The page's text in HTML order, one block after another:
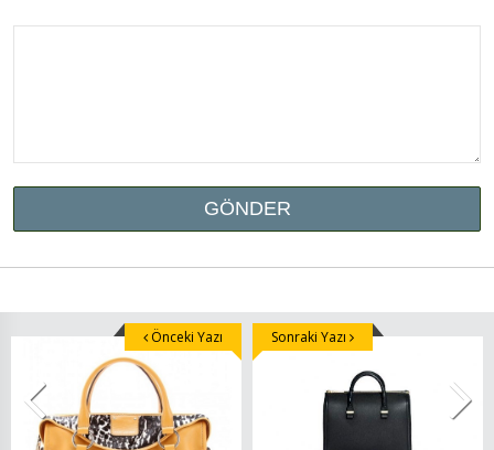
Önceki Yazı Sonraki Yazı